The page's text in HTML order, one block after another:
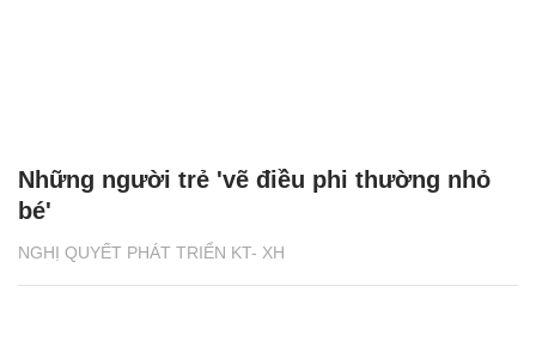
NGHỊ QUYẾT PHÁT TRIỂN KT- XH
Những người trẻ 'vẽ điều phi thường nhỏ
bé'